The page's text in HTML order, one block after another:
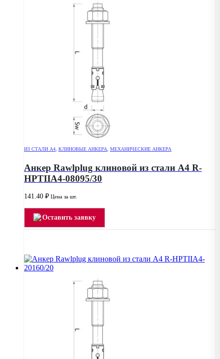
ИЗ СТАЛИ А4 КЛИНОВЫЕ АНКЕРА МЕХАНИЧЕСКИЕ АНКЕРА
Анкер Rawlplug клиновой из стали А4 R-
HPTIIA4-08095/30
141.40 ₽ Цена за шт.
Оставить заявку